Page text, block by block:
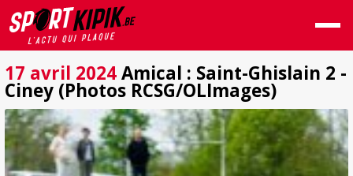
17 avril 2024Amical : Saint-Ghislain 2 -
Ciney (Photos RCSG/OLImages)